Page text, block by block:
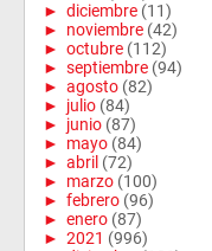
► diciembre (11)
► noviembre (42)
► octubre (112)
► septiembre (94)
► agosto (82)
► julio (84)
► junio (87)
► mayo (84)
► abril (72)
► marzo (100)
► febrero (96)
► enero (87)
► 2021 (996)